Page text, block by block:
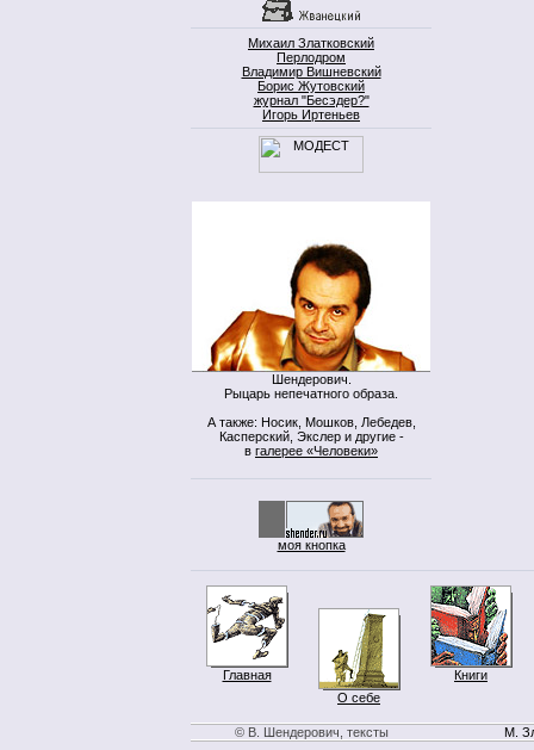
Михаил Златковский
Перлодром
Владимир Вишневский
Борис Жутовский
журнал "Бесэдер?"
Игорь Иртеньев
Шендерович.
Рыцарь непечатного образа.
А также: Носик, Мошков, Лебедев,
Касперский, Экслер и другие -
в галерее «Человеки»
моя кнопка
Главная
О себе
Книги
© В. Шендерович, тексты М.